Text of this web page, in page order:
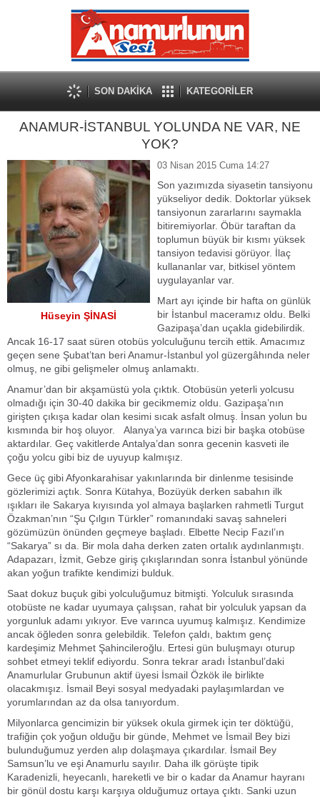
SON DAKİKA KATEGORİLER
ANAMUR-İSTANBUL YOLUNDA NE VAR, NE
YOK?
Hüseyin ŞİNASİ
03 Nisan 2015 Cuma 14:27
Son yazımızda siyasetin tansiyonu
yükseliyor dedik. Doktorlar yüksek
tansiyonun zararlarını saymakla
bitiremiyorlar. Öbür taraftan da
toplumun büyük bir kısmı yüksek
tansiyon tedavisi görüyor. İlaç
kullananlar var, bitkisel yöntem
uygulayanlar var.
Mart ayı içinde bir hafta on günlük
bir İstanbul maceramız oldu. Belki
Gazipaşa’dan uçakla gidebilirdik.
Ancak 16-17 saat süren otobüs yolculuğunu tercih ettik. Amacımız
geçen sene Şubat’tan beri Anamur-İstanbul yol güzergâhında neler
olmuş, ne gibi gelişmeler olmuş anlamaktı.
Anamur’dan bir akşamüstü yola çıktık. Otobüsün yeterli yolcusu
olmadığı için 30-40 dakika bir gecikmemiz oldu. Gazipaşa’nın
girişten çıkışa kadar olan kesimi sıcak asfalt olmuş. İnsan yolun bu
kısmında bir hoş oluyor. Alanya’ya varınca bizi bir başka otobüse
aktardılar. Geç vakitlerde Antalya’dan sonra gecenin kasveti ile
çoğu yolcu gibi biz de uyuyup kalmışız.
Gece üç gibi Afyonkarahisar yakınlarında bir dinlenme tesisinde
gözlerimizi açtık. Sonra Kütahya, Bozüyük derken sabahın ilk
ışıkları ile Sakarya kıyısında yol almaya başlarken rahmetli Turgut
Özakman’nın “Şu Çılgın Türkler” romanındaki savaş sahneleri
gözümüzün önünden geçmeye başladı. Elbette Necip Fazıl’ın
“Sakarya” sı da. Bir mola daha derken zaten ortalık aydınlanmıştı.
Adapazarı, İzmit, Gebze giriş çıkışlarından sonra İstanbul yönünde
akan yoğun trafikte kendimizi bulduk.
Saat dokuz buçuk gibi yolculuğumuz bitmişti. Yolculuk sırasında
otobüste ne kadar uyumaya çalışsan, rahat bir yolculuk yapsan da
yorgunluk adamı yıkıyor. Eve varınca uyumuş kalmışız. Kendimize
ancak öğleden sonra gelebildik. Telefon çaldı, baktım genç
kardeşimiz Mehmet Şahincileroğlu. Ertesi gün buluşmayı oturup
sohbet etmeyi teklif ediyordu. Sonra tekrar aradı İstanbul’daki
Anamurlular Grubunun aktif üyesi İsmail Özkök ile birlikte
olacakmışız. İsmail Beyi sosyal medyadaki paylaşımlardan ve
yorumlarından az da olsa tanıyordum.
Milyonlarca gencimizin bir yüksek okula girmek için ter döktüğü,
trafiğin çok yoğun olduğu bir günde, Mehmet ve İsmail Bey bizi
bulunduğumuz yerden alıp dolaşmaya çıkardılar. İsmail Bey
Samsun’lu ve eşi Anamurlu sayılır. Daha ilk görüşte tipik
Karadenizli, heyecanlı, hareketli ve bir o kadar da Anamur hayranı
bir gönül dostu karşı karşıya olduğumuz ortaya çıktı. Sanki uzun